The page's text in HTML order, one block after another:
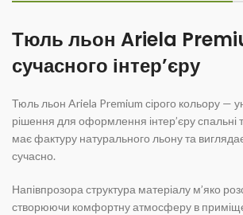
Тюль льон Ariela
сучасного інтер’єру
Тюль льон Ariela Premium сірого кольору —
рішення для оформлення інтер’єру спальні
має фактуру натурального льону та
сучасно.
Напівпрозора структура матеріалу м’яко
створюючи комфортну атмосферу в